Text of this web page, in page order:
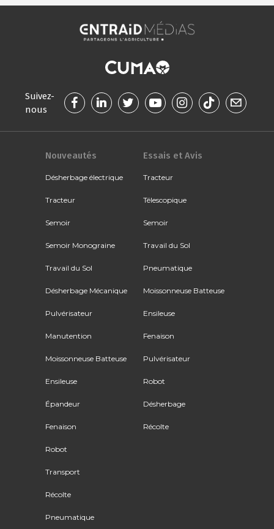
Suivez-
nous
Nouveautés
Désherbage électrique
Tracteur
Semoir
Semoir Monograine
Travail du Sol
Désherbage Mécanique
Pulvérisateur
Manutention
Moissonneuse Batteuse
Ensileuse
Épandeur
Fenaison
Robot
Transport
Récolte
Pneumatique
Essais et Avis
Tracteur
Télescopique
Semoir
Travail du Sol
Pneumatique
Moissonneuse Batteuse
Ensileuse
Fenaison
Pulvérisateur
Robot
Désherbage
Récolte